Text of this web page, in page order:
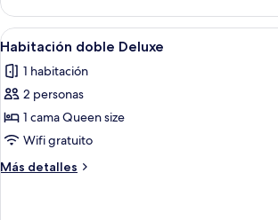
Abrir
todas
las
fotos
de
Habitación
doble
Deluxe
Habitación
2
Habitación doble Deluxe
1 habitación
2 personas
1 cama Queen size
Wifi gratuito
Más detalles
Más